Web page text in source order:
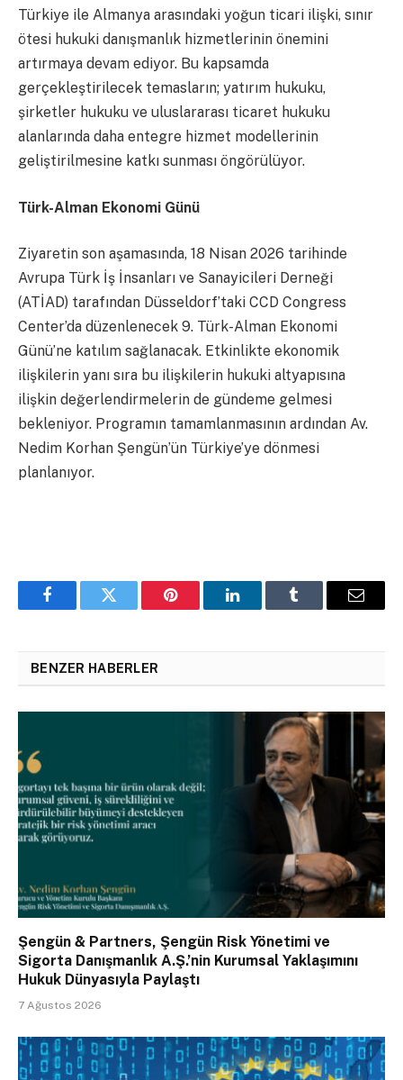
Türkiye ile Almanya arasındaki yoğun ticari ilişki, sınır
ötesi hukuki danışmanlık hizmetlerinin önemini
artırmaya devam ediyor. Bu kapsamda
gerçekleştirilecek temasların; yatırım hukuku,
şirketler hukuku ve uluslararası ticaret hukuku
alanlarında daha entegre hizmet modellerinin
geliştirilmesine katkı sunması öngörülüyor.
Türk-Alman Ekonomi Günü
Ziyaretin son aşamasında, 18 Nisan 2026 tarihinde
Avrupa Türk İş İnsanları ve Sanayicileri Derneği
(ATİAD) tarafından Düsseldorf’taki CCD Congress
Center’da düzenlenecek 9. Türk-Alman Ekonomi
Günü’ne katılım sağlanacak. Etkinlikte ekonomik
ilişkilerin yanı sıra bu ilişkilerin hukuki altyapısına
ilişkin değerlendirmelerin de gündeme gelmesi
bekleniyor. Programın tamamlanmasının ardından Av.
Nedim Korhan Şengün’ün Türkiye’ye dönmesi
planlanıyor.
FacebookTwitter Pinterest LinkedInTumblr Email
BENZER HABERLER
Şengün & Partners, Şengün Risk Yönetimi ve
Sigorta Danışmanlık A.Ş.’nin Kurumsal Yaklaşımını
Hukuk Dünyasıyla Paylaştı
7 Ağustos 2026